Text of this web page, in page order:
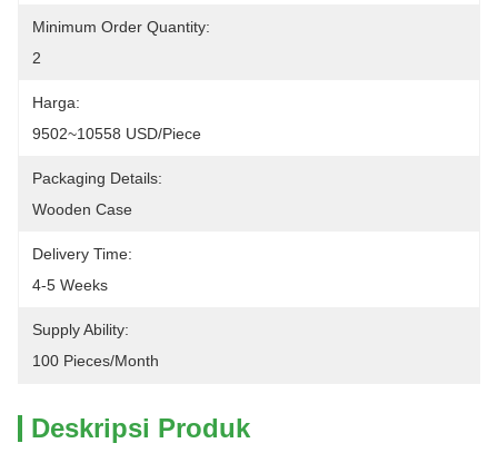
Minimum Order Quantity:
2
Harga:
9502~10558 USD/Piece
Packaging Details:
Wooden Case
Delivery Time:
4-5 Weeks
Supply Ability:
100 Pieces/month
Deskripsi Produk